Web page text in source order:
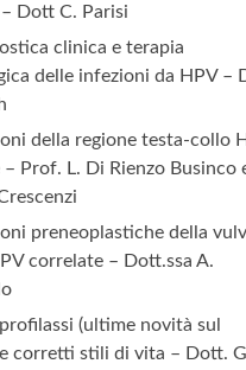
Dott C. Parisi
clinica e terapia
delle infezioni da HPV –
della regione testa-collo
– Prof. L. Di Rienzo Businco
preneoplastiche della
correlate – Dott.ssa A.
(ultime novità sul
corretti stili di vita – Dott.